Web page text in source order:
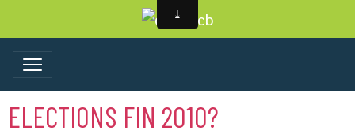
ELECTIONS FIN 2010?